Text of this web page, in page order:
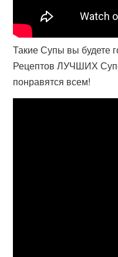
Такие Супы вы
Рецептов ЛУЧШИХ
понравятся всем!